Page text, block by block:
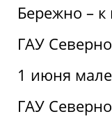
Бережно –
ГАУ
1 июня
ГАУ